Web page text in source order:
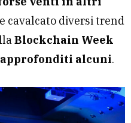
cavalcato diversi trend
Blockchain Week
approfonditi alcuni.